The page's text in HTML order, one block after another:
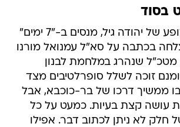
בסוד
שבוע לאחר המופע של יהודה גיל, מנסים ב-"7 ימים"
בכתבה על סא"ל עמנואל מורנו
מטכ"ל שנהרג במלחמת לבנון
זוכה לשלל סופרלטיבים מצד
בו ממשיך דרכו של בר-כוכבא, אבל
עושה קצת בעיות. כמעט על כל
חלק לא ניתן לכתוב דבר. אפילו